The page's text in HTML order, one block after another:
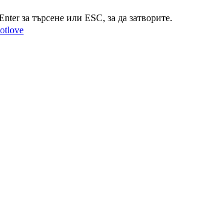
за търсене или ESC, за да затворите.